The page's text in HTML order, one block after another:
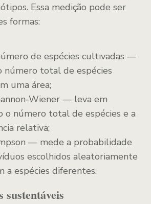
Essa medição pode ser
formas:
de espécies cultivadas —
número total de espécies
uma área;
Wiener — leva em
o número total de espécies e a
relativa;
— mede a probabilidade
escolhidos aleatoriamente
a espécies diferentes.
sustentáveis